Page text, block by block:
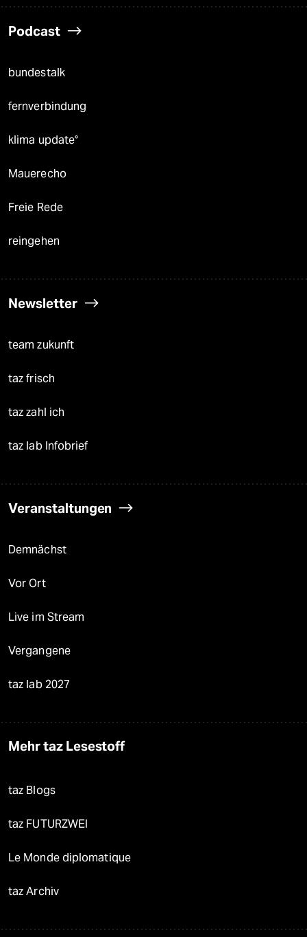
Podcast
bundestalk
fernverbindung
klima update°
Mauerecho
Freie Rede
reingehen
Newsletter
team zukunft
taz frisch
taz zahl ich
taz lab Infobrief
Veranstaltungen
Demnächst
Vor Ort
Live im Stream
Vergangene
taz lab 2027
Mehr taz Lesestoff
taz Blogs
taz FUTURZWEI
Le Monde diplomatique
taz Archiv